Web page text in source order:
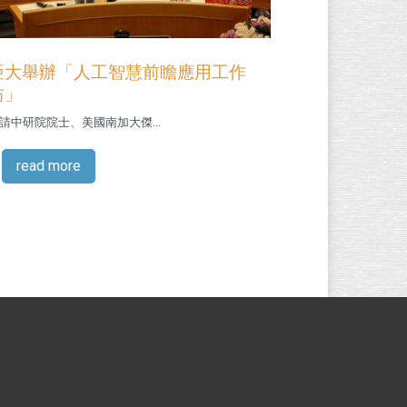
大舉辦「人工智慧前瞻應用工作
中研院院士、美國南加大傑...
read more